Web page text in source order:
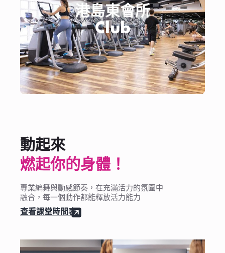
港島東會所
Club
動起來
燃起你的身體！
專業編舞與動感節奏，在充滿活力的氛圍中
融合，每一個動作都能釋放活力能力
查看課堂時間表